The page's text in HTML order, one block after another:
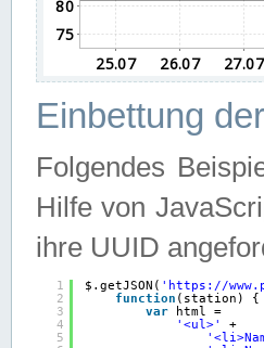
Einbettung
Folgendes
Hilfe von
ihre UUID
1
2
3
4
5
$.getJSON( ' https://
function (station) {
var
html =
'<ul>'
+